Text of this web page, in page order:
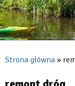
Strona główna